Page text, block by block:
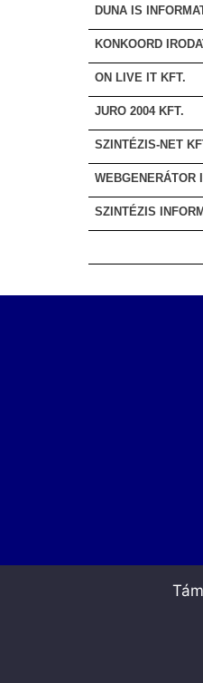
DUNA IS
KONKOORD
ON LIVE IT KFT.
JURO 2004 KFT.
SZINTÉZIS-NET
WEBGENERÁTOR
SZINTÉZIS